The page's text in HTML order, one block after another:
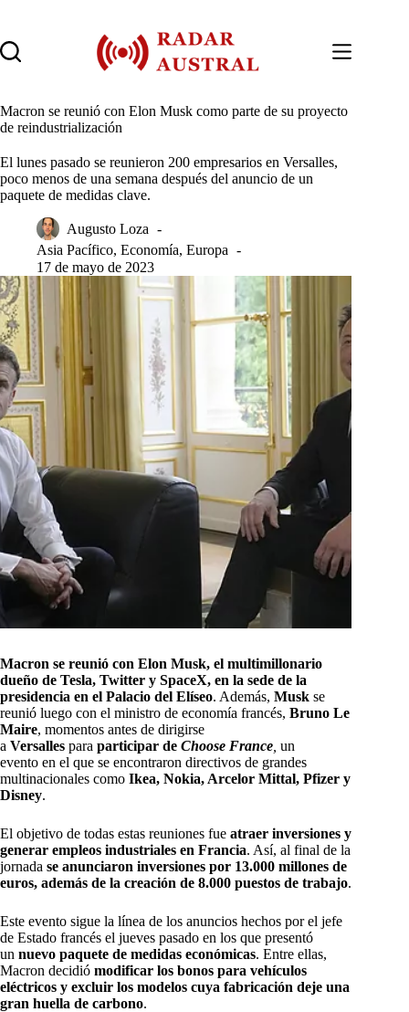
contenido
Macron se reunió con Elon Musk como parte de su proyecto
de reindustrialización
El lunes pasado se reunieron 200 empresarios en Versalles,
poco menos de una semana después del anuncio de un
paquete de medidas clave.
Augusto Loza
Asia Pacífico, Economía, Europa
17 de mayo de 2023
Macron se reunió con Elon Musk, el multimillonario
dueño de Tesla, Twitter y SpaceX, en la sede de la
presidencia en el Palacio del Elíseo. Además, Musk se
reunió luego con el ministro de economía francés, Bruno Le
Maire, momentos antes de dirigirse
a Versalles para participar de Choose France un
evento en el que se encontraron directivos de grandes
multinacionales como Ikea, Nokia, Arcelor Mittal, Pfizer y
Disney.
El objetivo de todas estas reuniones fue atraer inversiones y
generar empleos industriales en Francia. Así, al final de la
jornada se anunciaron inversiones por 13.000 millones de
euros, además de la creación de 8.000 puestos de trabajo.
Este evento sigue la línea de los anuncios hechos por el jefe
de Estado francés el jueves pasado en los que presentó
un nuevo paquete de medidas económicas. Entre ellas,
Macron decidió modificar los bonos para vehículos
eléctricos y excluir los modelos cuya fabricación deje una
gran huella de carbono.